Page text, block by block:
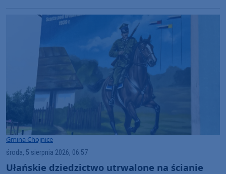
Gmina Chojnice
środa, 5 sierpnia 2026, 06:57
Ułańskie dziedzictwo utrwalone na ścianie